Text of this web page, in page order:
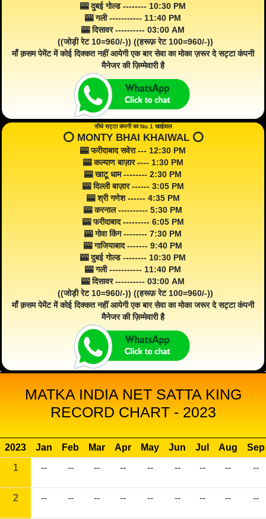
🎰 दुबई गोल्ड -------- 10:30 PM
🎰 गली ----------- 11:40 PM
🎰 दिसावर ---------- 03:00 AM
((जोड़ी रेट 10=960/-)) ((हरूफ़ रेट 100=960/-))
माँ क़सम पेमेंट में कोई दिक्कत नहीं आयेगी एक बार सेवा का मोका ज़रूर दे सट्टा कंपनी
मैनेजर की ज़िम्मेवारी है
सीधे सट्टा कंपनी का No 1 खाईवाल
⭕️ MONTY BHAI KHAIWAL ⭕️
🎰 फरीदाबाद सवेरा --- 12:30 PM
🎰 कल्याण बाज़ार ---- 1:30 PM
🎰 खाटू धाम -------- 2:30 PM
🎰 दिल्ली बाज़ार ------ 3:05 PM
🎰 श्री गणेश ------ 4:35 PM
🎰 करनाल ---------- 5:30 PM
🎰 फरीदाबाद --------- 6:05 PM
🎰 गोवा किंग -------- 7:30 PM
🎰 गाजियाबाद ------- 9:40 PM
🎰 दुबई गोल्ड -------- 10:30 PM
🎰 गली ----------- 11:40 PM
🎰 दिसावर ---------- 03:00 AM
((जोड़ी रेट 10=960/-)) ((हरूफ़ रेट 100=960/-))
माँ क़सम पेमेंट में कोई दिक्कत नहीं आयेगी एक बार सेवा का मोका जरूर दे सट्टा कंपनी
मैनेजर की ज़िम्मेवारी है
MATKA INDIA NET SATTA KING
RECORD CHART - 2023
2023 Jan Feb Mar Apr May Jun Jul Aug
Sep
1
-- -- -- -- -- -- -- -- --
2 -- -- -- -- -- -- -- -- --